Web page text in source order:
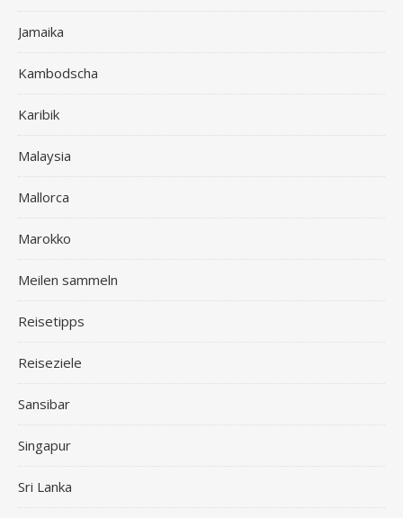
Jamaika
Kambodscha
Karibik
Malaysia
Mallorca
Marokko
Meilen sammeln
Reisetipps
Reiseziele
Sansibar
Singapur
Sri Lanka